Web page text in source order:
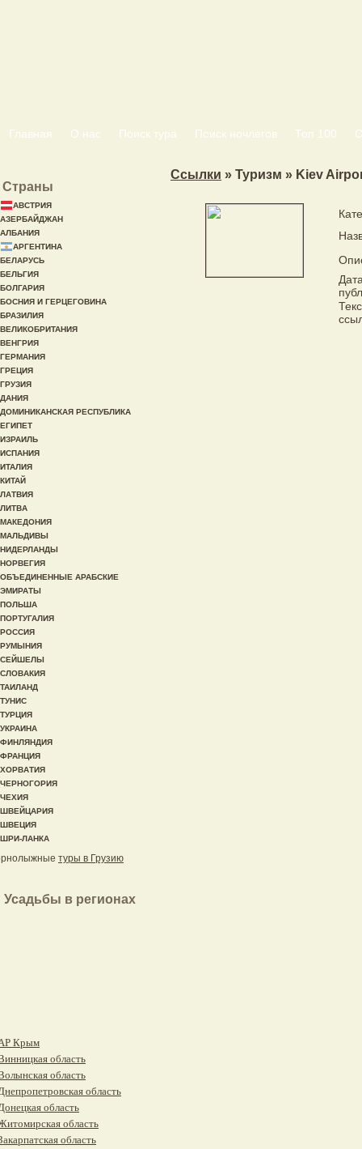
Главная О нас Поиск тура Поиск ночлегов Топ 100
Ссылки » Туризм » Kiev
Страны
АВСТРИЯ
АЗЕРБАЙДЖАН
АЛБАНИЯ
АРГЕНТИНА
БЕЛАРУСЬ
БЕЛЬГИЯ
БОЛГАРИЯ
БОСНИЯ И ГЕРЦЕГОВИНА
БРАЗИЛИЯ
ВЕЛИКОБРИТАНИЯ
ВЕНГРИЯ
ГЕРМАНИЯ
ГРЕЦИЯ
ГРУЗИЯ
ДАНИЯ
ДОМИНИКАНСКАЯ РЕСПУБЛИКА
ЕГИПЕТ
ИЗРАИЛЬ
ИСПАНИЯ
ИТАЛИЯ
КИТАЙ
ЛАТВИЯ
ЛИТВА
МАКЕДОНИЯ
МАЛЬДИВЫ
НИДЕРЛАНДЫ
НОРВЕГИЯ
ОБЪЕДИНЕННЫЕ АРАБСКИЕ
ЭМИРАТЫ
ПОЛЬША
ПОРТУГАЛИЯ
РОССИЯ
РУМЫНИЯ
СЕЙШЕЛЫ
СЛОВАКИЯ
ТАИЛАНД
ТУНИС
ТУРЦИЯ
УКРАИНА
ФИНЛЯНДИЯ
ФРАНЦИЯ
ХОРВАТИЯ
ЧЕРНОГОРИЯ
ЧЕХИЯ
ШВЕЙЦАРИЯ
ШВЕЦИЯ
ШРИ-ЛАНКА
туры в Грузию
Усадьбы в регионах
Крым
область
область
область
область
область
область